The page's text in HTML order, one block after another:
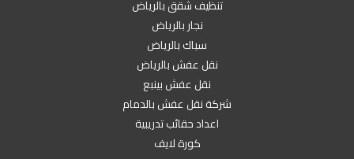
تنظيف شقق بالرياض
نجار بالرياض
سباك بالرياض
نقل عفش بالرياض
نقل عفش بينبع
شركة نقل عفش بالدمام
اعداد حقائب تدريبية
كورة لايف